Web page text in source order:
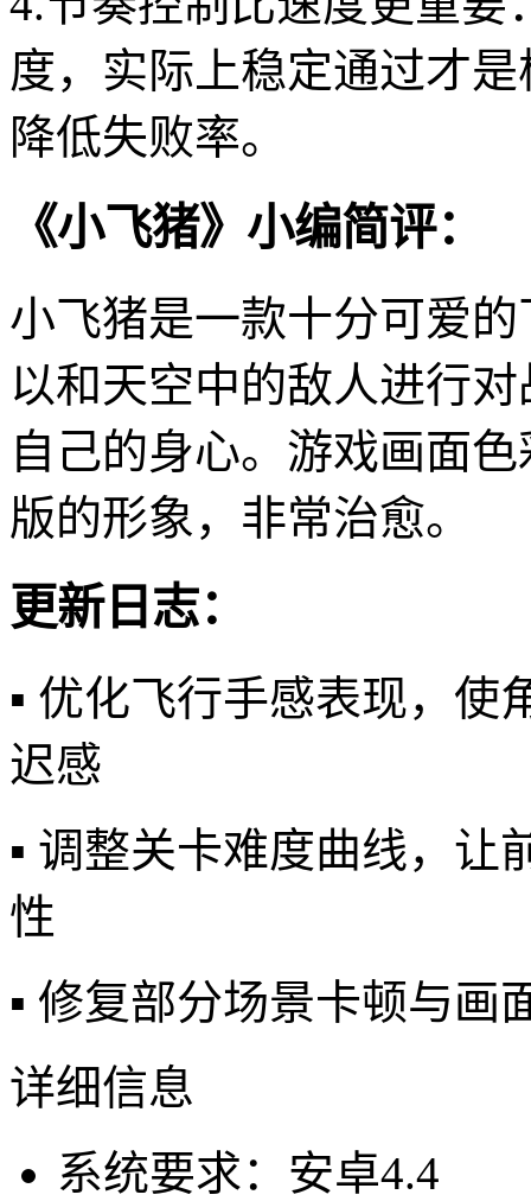
度，实际上稳定通过才
降低失败率。
《小飞猪》小编简评：
小飞猪是一款十分可爱
以和天空中的敌人进行
自己的身心。游戏画面
版的形象，非常治愈。
更新日志：
▪️ 优化飞行手感表现，使
迟感
▪️ 调整关卡难度曲线，让
性
▪️ 修复部分场景卡顿与画
详细信息
系统要求：安卓4.4